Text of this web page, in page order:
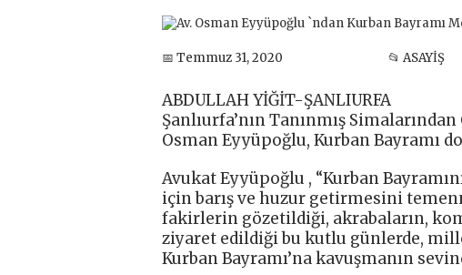
📅 Temmuz 31, 2020 📂 ASAYİŞ
ABDULLAH YİĞİT-ŞANLIURFA
Şanlıurfa’nın Tanınmış
Osman Eyyüpoğlu, Kurban Bayramı
Avukat Eyyüpoğlu , “Kurban
için barış ve huzur getirmesini
fakirlerin gözetildiği, akrabaların,
ziyaret edildiği bu kutlu günlerde,
Kurban Bayramı’na kavuşmanın